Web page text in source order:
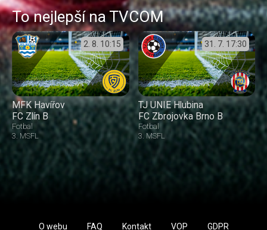
To nejlepší na TVCOM
2. 8. 10:15
MFK Havířov
FC Zlín B
Fotbal
3. MSFL
31. 7. 17:30
TJ UNIE Hlubina
FC Zbrojovka Brno B
Fotbal
3. MSFL
O webu FAQ Kontakt VOP GDPR